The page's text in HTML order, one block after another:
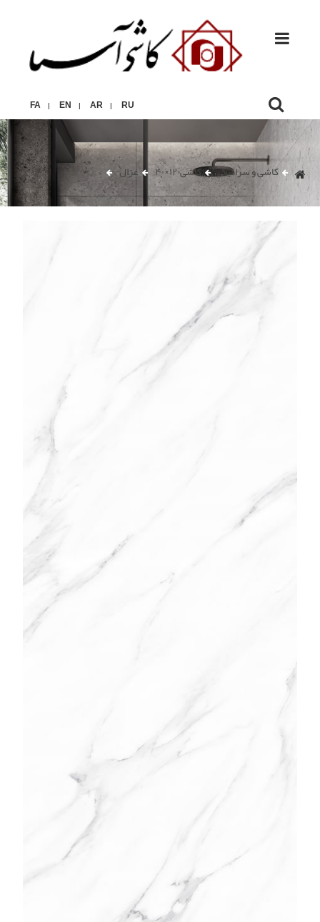
FA | EN | AR | RU
کاشی و سرامیک کاشی۱۲۰×۴۰ غزال